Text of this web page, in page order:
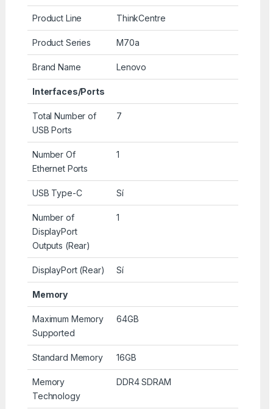
Product Line ThinkCentre
Product Series M70a
Brand Name Lenovo
Interfaces/Ports
Total Number of
USB Ports
7
Number Of
Ethernet Ports
1
USB Type-C Sí
Number of
DisplayPort
Outputs (Rear)
1
DisplayPort (Rear) Sí
Memory
Maximum Memory
Supported
64GB
Standard Memory 16GB
Memory
Technology
DDR4 SDRAM